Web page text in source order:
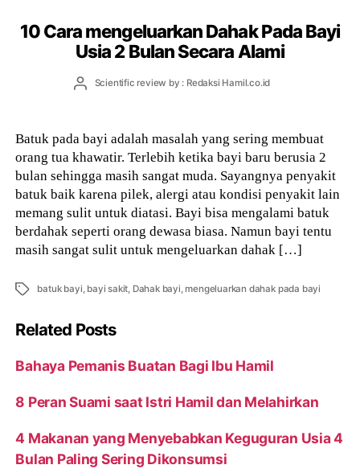
10 Cara mengeluarkan Dahak Pada Bayi
Usia 2 Bulan Secara Alami
PostScientific review by : Redaksi Hamil.co.id
Batuk pada bayi adalah masalah yang sering membuat
orang tua khawatir. Terlebih ketika bayi baru berusia 2
bulan sehingga masih sangat muda. Sayangnya penyakit
batuk baik karena pilek, alergi atau kondisi penyakit lain
memang sulit untuk diatasi. Bayi bisa mengalami batuk
berdahak seperti orang dewasa biasa. Namun bayi tentu
masih sangat sulit untuk mengeluarkan dahak […]
Tags batuk bayi, bayi sakit, Dahak bayi,mengeluarkan dahak pada bayi
Related Posts
Bahaya Pemanis Buatan Bagi Ibu Hamil
8 Peran Suami saat Istri Hamil dan Melahirkan
4 Makanan yang Menyebabkan Keguguran Usia 4
Bulan Paling Sering Dikonsumsi